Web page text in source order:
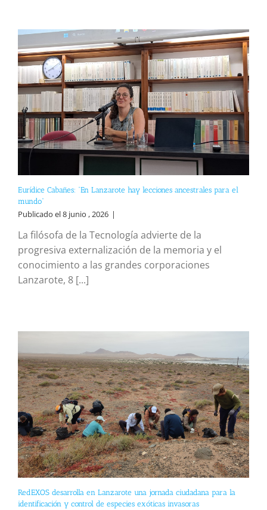
Eurídice Cabañes: “En Lanzarote hay lecciones ancestrales para el
mundo”
Publicado el 8 junio , 2026 |
La filósofa de la Tecnología advierte de la
progresiva externalización de la memoria y el
conocimiento a las grandes corporaciones
Lanzarote, 8 [...]
RedEXOS desarrolla en Lanzarote una jornada ciudadana para la
identificación y control de especies exóticas invasoras